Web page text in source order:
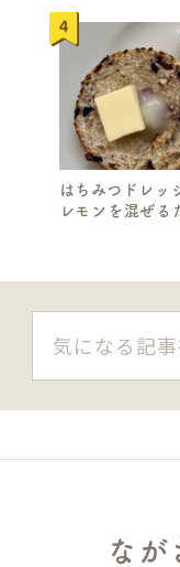
はちみつドレッ
レモンを混ぜ
なが